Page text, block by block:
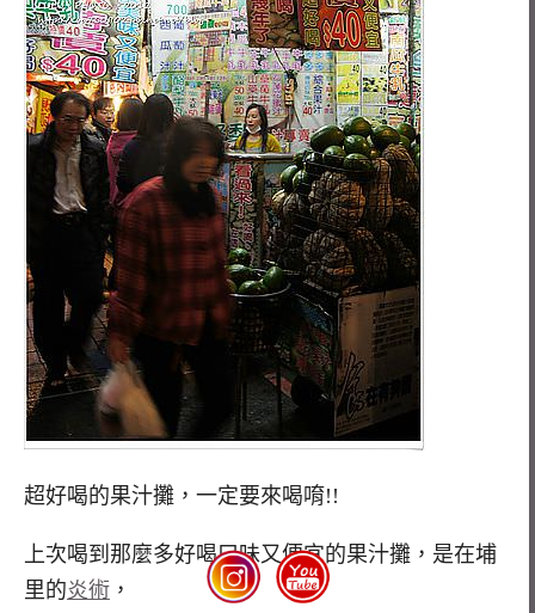
超好喝的果汁攤，一定要來喝唷!!
上次喝到那麼多好喝口味又便宜的果汁攤，是在埔
里的炎術 ，